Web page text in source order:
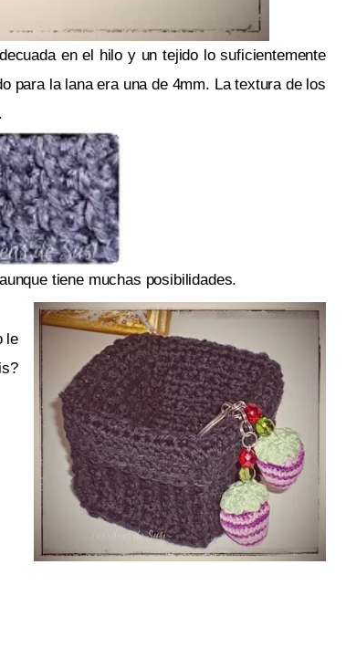
en el hilo y un tejido lo suficientemente
para la lana era una de 4mm. La textura de los
tiene muchas posibilidades.
le